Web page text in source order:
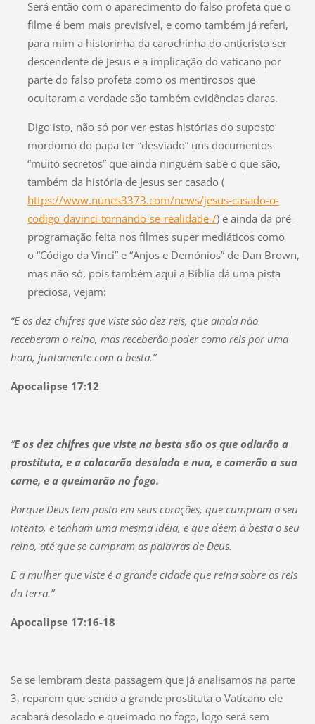
Será então com o aparecimento do falso profeta que o
filme é bem mais previsível, e como também já referi,
para mim a historinha da carochinha do anticristo ser
descendente de Jesus e a implicação do vaticano por
parte do falso profeta como os mentirosos que
ocultaram a verdade são também evidências claras.
Digo isto, não só por ver estas histórias do suposto
mordomo do papa ter “desviado” uns documentos
“muito secretos” que ainda ninguém sabe o que são,
também da história de Jesus ser casado (
https://www.nunes3373.com/news/jesus-casado-o-
codigo-davinci-tornando-se-realidade-/) e ainda da pré-
programação feita nos filmes super mediáticos como
o “Código da Vinci” e “Anjos e Demónios” de Dan Brown,
mas não só, pois também aqui a Bíblia dá uma pista
preciosa, vejam:
“E os dez chifres que viste são dez reis, que ainda não
receberam o reino, mas receberão poder como reis por uma
hora, juntamente com a besta.”
Apocalipse 17:12
“E os dez chifres que viste na besta são os que odiarão a
prostituta, e a colocarão desolada e nua, e comerão a sua
carne, e a queimarão no fogo.
Porque Deus tem posto em seus corações, que cumpram o seu
intento, e tenham uma mesma idéia, e que dêem à besta o seu
reino, até que se cumpram as palavras de Deus.
E a mulher que viste é a grande cidade que reina sobre os reis
da terra.”
Apocalipse 17:16-18
Se se lembram desta passagem que já analisamos na parte
3, reparem que sendo a grande prostituta o Vaticano ele
acabará desolado e queimado no fogo, logo será sem